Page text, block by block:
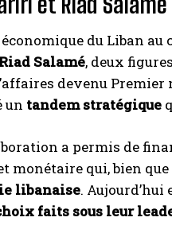
du Liban
Salamé, deux
devenu Premier
un tandem stratégique
a permis de
monétaire qui, bien
libanaise. Aujourd’hui
faits sous leur